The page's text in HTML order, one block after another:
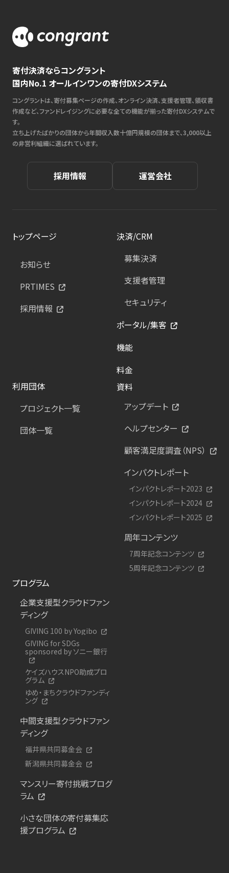
寄付決済ならコングラント
国内No.1 オールインワンの寄付DXシステム
コングラントは、寄付募集ページの作成、オンライン決済、支援者管理、領収書
作成など、ファンドレイジングに必要な全ての機能が揃った寄付DXシステムで
す。
立ち上げたばかりの団体から年間収入数十億円規模の団体まで、3,000以上
の非営利組織に選ばれています。
採用情報 運営会社
トップページ
お知らせ
PRTIMES
採用情報
決済/CRM
募集決済
支援者管理
セキュリティ
ポータル/集客
機能
料金
利用団体
プロジェクト一覧
団体一覧
資料
アップデート
ヘルプセンター
顧客満足度調査（NPS）
インパクトレポート
インパクトレポート2023
インパクトレポート2024
インパクトレポート2025
周年コンテンツ
7周年記念コンテンツ
5周年記念コンテンツ
プログラム
企業支援型クラウドファン
ディング
GIVING 100 by Yogibo
GIVING for SDGs
sponsored by ソニー銀行
ケイズハウスNPO助成プロ
グラム
ゆめ・まちクラウドファンディ
ング
中間支援型クラウドファン
ディング
福井県共同募金会
新潟県共同募金会
マンスリー寄付挑戦プログ
ラム
小さな団体の寄付募集応
援プログラム